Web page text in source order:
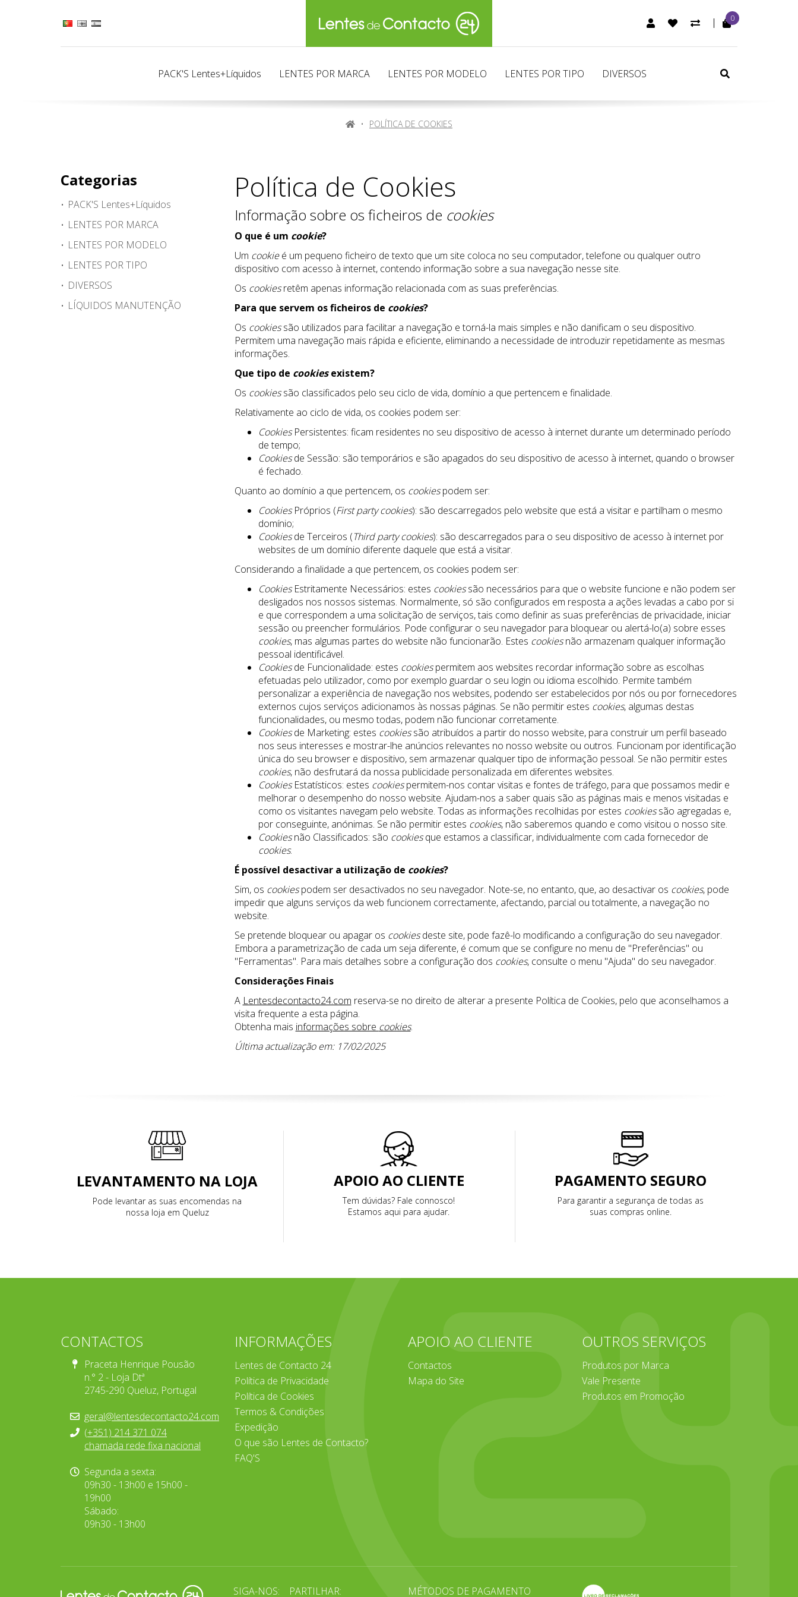
CONTA DE CLIENTE
ARTIGOS FAVORITOS (0)
COMPARAR
0
PACK'S Lentes+Líquidos LENTES POR MARCA LENTES POR MODELO LENTES POR TIPO DIVERSOS
HOMEPOLÍTICA DE COOKIES
Política de Cookies
Informação sobre os ficheiros de cookies
O que é um cookie?
Um cookieé um pequeno ficheiro de texto que um site coloca no seu computador, telefone ou qualquer outro
dispositivo com acesso à internet, contendo informação sobre a sua navegação nesse site.
Os cookiesretêm apenas informação relacionada com as suas preferências.
Para que servem os ficheiros de cookies?
Os cookiessão utilizados para facilitar a navegação e torná-la mais simples e não danificam o seu dispositivo.
Permitem uma navegação mais rápida e eficiente, eliminando a necessidade de introduzir repetidamente as mesmas
informações.
Que tipo de cookiesexistem?
Os cookiessão classificados pelo seu ciclo de vida, domínio a que pertencem e finalidade.
Relativamente ao ciclo de vida, os cookies podem ser:
CookiesPersistentes: ficam residentes no seu dispositivo de acesso à internet durante um determinado período
de tempo;
Cookiesde Sessão: são temporários e são apagados do seu dispositivo de acesso à internet, quando o browser
é fechado.
Quanto ao domínio a que pertencem, os cookiespodem ser:
CookiesPróprios (First party cookies): são descarregados pelo website que está a visitar e partilham o mesmo
domínio;
Cookiesde Terceiros (Third party cookies): são descarregados para o seu dispositivo de acesso à internet por
websites de um domínio diferente daquele que está a visitar.
Considerando a finalidade a que pertencem, os cookies podem ser:
CookiesEstritamente Necessários: estes cookiessão necessários para que o website funcione e não podem ser
desligados nos nossos sistemas. Normalmente, só são configurados em resposta a ações levadas a cabo por si
e que correspondem a uma solicitação de serviços, tais como definir as suas preferências de privacidade, iniciar
sessão ou preencher formulários. Pode configurar o seu navegador para bloquear ou alertá-lo(a) sobre esses
cookies, mas algumas partes do website não funcionarão. Estes cookiesnão armazenam qualquer informação
pessoal identificável.
Cookiesde Funcionalidade: estes cookiespermitem aos websites recordar informação sobre as escolhas
efetuadas pelo utilizador, como por exemplo guardar o seu login ou idioma escolhido. Permite também
personalizar a experiência de navegação nos websites, podendo ser estabelecidos por nós ou por fornecedores
externos cujos serviços adicionamos às nossas páginas. Se não permitir estes cookies, algumas destas
funcionalidades, ou mesmo todas, podem não funcionar corretamente.
Cookiesde Marketing: estes cookiessão atribuídos a partir do nosso website, para construir um perfil baseado
nos seus interesses e mostrar-lhe anúncios relevantes no nosso website ou outros. Funcionam por identificação
única do seu browser e dispositivo, sem armazenar qualquer tipo de informação pessoal. Se não permitir estes
cookies, não desfrutará da nossa publicidade personalizada em diferentes websites.
CookiesEstatísticos: estes cookiespermitem-nos contar visitas e fontes de tráfego, para que possamos medir e
melhorar o desempenho do nosso website. Ajudam-nos a saber quais são as páginas mais e menos visitadas e
como os visitantes navegam pelo website. Todas as informações recolhidas por estes cookiessão agregadas e,
por conseguinte, anónimas. Se não permitir estes cookies, não saberemos quando e como visitou o nosso site.
Cookiesnão Classificados: são cookiesque estamos a classificar, individualmente com cada fornecedor de
cookies.
É possível desactivar a utilização de cookies?
Sim, os cookiespodem ser desactivados no seu navegador. Note-se, no entanto, que, ao desactivar os cookies, pode
impedir que alguns serviços da web funcionem correctamente, afectando, parcial ou totalmente, a navegação no
website.
Se pretende bloquear ou apagar os cookiesdeste site, pode fazê-lo modificando a configuração do seu navegador.
Embora a parametrização de cada um seja diferente, é comum que se configure no menu de "Preferências" ou
"Ferramentas". Para mais detalhes sobre a configuração dos cookies, consulte o menu "Ajuda" do seu navegador.
Considerações Finais
A Lentesdecontacto24.com reserva-se no direito de alterar a presente Política de Cookies, pelo que aconselhamos a
visita frequente a esta página.
Obtenha mais informações sobre cookies.
Última actualização em: 17/02/2025
Categorias
PACK'S Lentes+Líquidos
LENTES POR MARCA
LENTES POR MODELO
LENTES POR TIPO
DIVERSOS
LÍQUIDOS MANUTENÇÃO
LEVANTAMENTO NA LOJA
Pode levantar as suas encomendas na
nossa loja em Queluz
APOIO AO CLIENTE
Tem dúvidas? Fale connosco!
Estamos aqui para ajudar.
PAGAMENTO SEGURO
Para garantir a segurança de todas as
suas compras online.
CONTACTOS
Praceta Henrique Pousão
n.° 2 - Loja Dtª
2745-290 Queluz, Portugal
geral@lentesdecontacto24.com
(+351) 214 371 074
chamada rede fixa nacional
Segunda a sexta:
09h30 - 13h00 e 15h00 -
19h00
Sábado:
09h30 - 13h00
INFORMAÇÕES
Lentes de Contacto 24
Política de Privacidade
Política de Cookies
Termos & Condições
Expedição
O que são Lentes de Contacto?
FAQ'S
APOIO AO CLIENTE
Contactos
Mapa do Site
OUTROS SERVIÇOS
Produtos por Marca
Vale Presente
Produtos em Promoção
SIGA-NOS: PARTILHAR: MÉTODOS DE PAGAMENTO